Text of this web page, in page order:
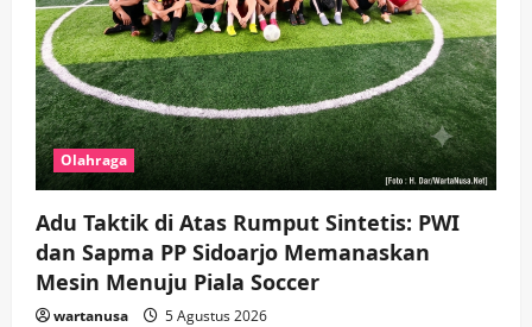
Olahraga
Adu Taktik di Atas Rumput Sintetis: PWI
dan Sapma PP Sidoarjo Memanaskan
Mesin Menuju Piala Soccer
wartanusa 5 Agustus 2026